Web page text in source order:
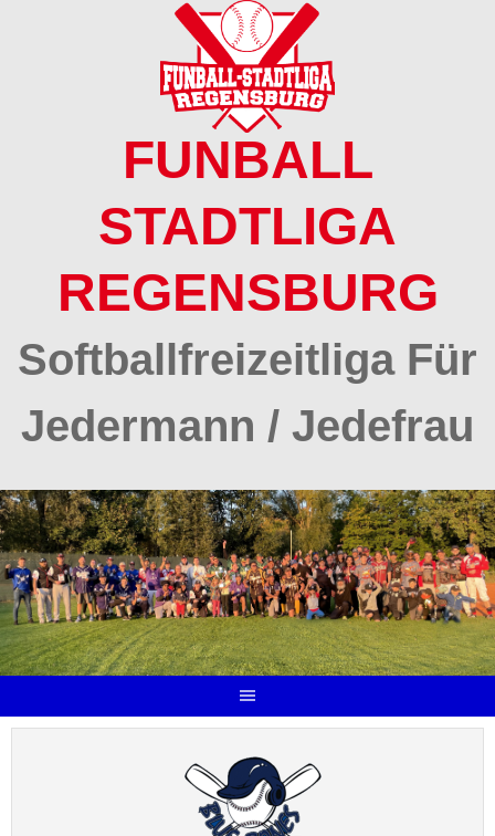
FUNBALL
STADTLIGA
REGENSBURG
Softballfreizeitliga Für
Jedermann / Jedefrau